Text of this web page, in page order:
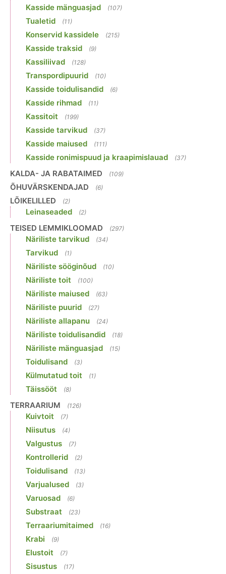
Kasside mänguasjad (107)
Tualetid (11)
Konservid kassidele (215)
Kasside traksid (9)
Kassiliivad (128)
Transpordipuurid (10)
Kasside toidulisandid (6)
Kasside rihmad (11)
Kassitoit (199)
Kasside tarvikud (37)
Kasside maiused (111)
Kasside ronimispuud ja kraapimislauad (37)
KALDA- JA RABATAIMED (109)
ÕHUVÄRSKENDAJAD (6)
LÕIKELILLED (2)
Leinaseaded (2)
TEISED LEMMIKLOOMAD (297)
Näriliste tarvikud (34)
Tarvikud (1)
Näriliste sööginõud (10)
Näriliste toit (100)
Näriliste maiused (63)
Näriliste puurid (27)
Näriliste allapanu (24)
Näriliste toidulisandid (18)
Näriliste mänguasjad (15)
Toidulisand (3)
Külmutatud toit (1)
Täissööt (8)
TERRAARIUM (126)
Kuivtoit (7)
Niisutus (4)
Valgustus (7)
Kontrollerid (2)
Toidulisand (13)
Varjualused (3)
Varuosad (6)
Substraat (23)
Terraariumitaimed (16)
Krabi (9)
Elustoit (7)
Sisustus (17)